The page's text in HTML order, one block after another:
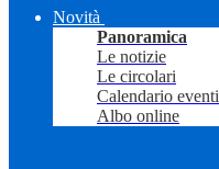
Novità
Panoramica
Le notizie
Le circolari
Calendario eventi
Albo online